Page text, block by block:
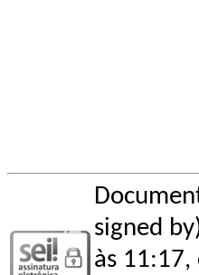
signed
às